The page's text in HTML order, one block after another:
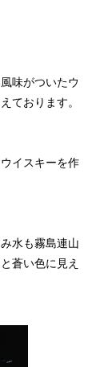
味がついたウ
ております。
イスキーを作
水も霧島連山
蒼い色に見え